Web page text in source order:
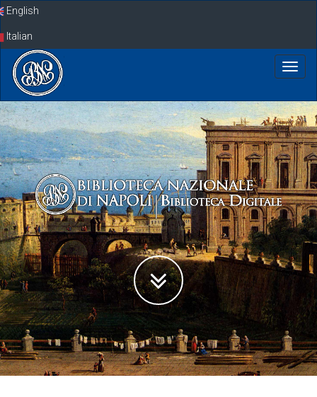
SkipEnglish
Italian